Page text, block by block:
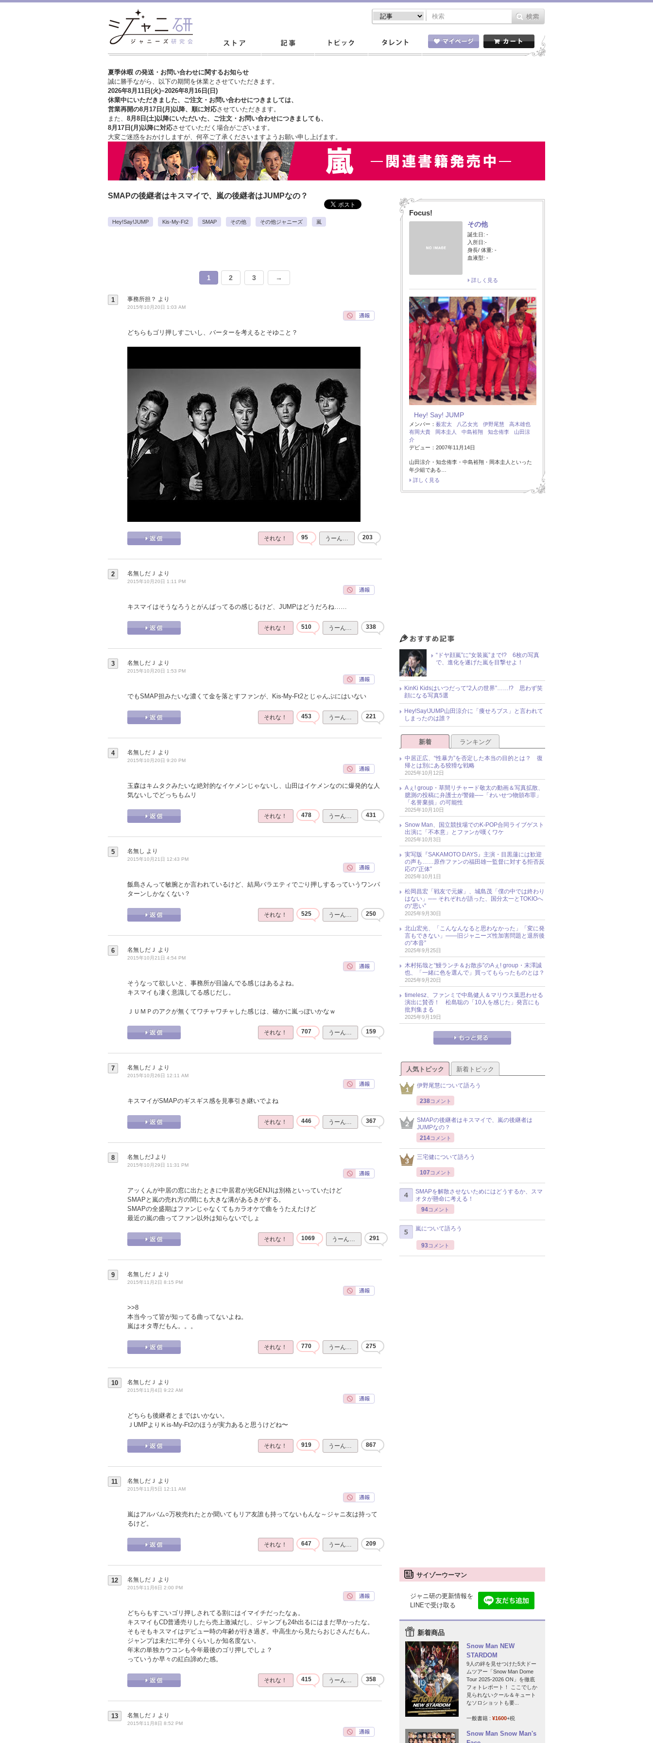
夏季休暇 の発送・お問い合わせに関するお知らせ
誠に勝手ながら、以下の期間を休業とさせていただきます。
2026年8月11日(火)~2026年8月16日(日)
休業中にいただきました、ご注文・お問い合わせにつきましては、
営業再開の8月17日(月)以降、順に対応させていただきます。
また、 8月8日(土)以降にいただいた、ご注文・ お問い合わせにつきましても、
8月17日(月)以降に対応させていただく場合がございます。
大変ご迷惑をおかけしますが、 何卒ご了承くださいますようお願い申し上げます。
SMAPの後継者はキスマイで、嵐の後継者はJUMPなの？
Hey!Say!JUMP Kis-My-Ft2 SMAP その他 その他ジャニーズ 嵐
1 2 3 →
1 事務所担？ より
2015年10月20日 1:03 AM
どちらもゴリ押しすごいし、バーターを考えるとそゆこと？
それな！ 95 うーん… 203
2 名無しだＪ より
2015年10月20日 1:11 PM
キスマイはそうなろうとがんばってるの感じるけど、JUMPはどうだろね……
それな！ 510 うーん… 338
3 名無しだＪ より
2015年10月20日 1:53 PM
でもSMAP担みたいな濃くて金を落とすファンが、Kis-My-Ft2とじゃんぷにはいない
それな！ 453 うーん… 221
4 名無しだＪ より
2015年10月20日 9:20 PM
玉森はキムタクみたいな絶対的なイケメンじゃないし、山田はイケメンなのに爆発的な人
気ないしでどっちもムリ
それな！ 478 うーん… 431
5 名無し より
2015年10月21日 12:43 PM
飯島さんって敏腕とか言われているけど、結局バラエティでごり押しするっていうワンパ
ターンしかなくない？
それな！ 525 うーん… 250
6 名無しだＪ より
2015年10月21日 4:54 PM
そうなって欲しいと、事務所が目論んでる感じはあるよね。
キスマイも凄く意識してる感じだし。
ＪＵＭＰのアクが無くてワチャワチャした感じは、確かに嵐っぽいかなｗ
それな！ 707 うーん… 159
7 名無しだＪ より
2015年10月26日 12:11 AM
キスマイがSMAPのギスギス感を見事引き継いでよね
それな！ 446 うーん… 367
8 名無しだJ より
2015年10月29日 11:31 PM
アッくんが中居の窓に出たときに中居君が光GENJIは別格といっていたけど
SMAPと嵐の売れ方の間にも大きな溝があるきがする。
SMAPの全盛期はファンじゃなくてもカラオケで曲をうたえたけど
最近の嵐の曲ってファン以外は知らないでしょ
それな！ 1069 うーん… 291
9 名無しだＪ より
2015年11月2日 8:15 PM
>>8
本当今って皆が知ってる曲ってないよね。
嵐はオタ専だもん。。。
それな！ 770 うーん… 275
10 名無しだＪ より
2015年11月4日 9:22 AM
どちらも後継者とまではいかない。
ＪUMPよりＫis-My-Ft2のほうが実力あると思うけどね〜
それな！ 919 うーん… 867
11 名無しだＪ より
2015年11月5日 12:11 AM
嵐はアルバム○万枚売れたとか聞いてもリア友誰も持ってないもんな～ジャニ友は持って
るけど。
それな！ 647 うーん… 209
12 名無しだＪ より
2015年11月6日 2:00 PM
どちらもすごいゴリ押しされてる割にはイマイチだったなぁ。
キスマイもCD普通売りしたら売上激減だし、ジャンプも24h出るにはまだ早かったな。
そもそもキスマイはデビュー時の年齢が行き過ぎ。中高生から見たらおじさんだもん。
ジャンプは未だに半分くらいしか知名度ない。
年末の単独カウコンも今年最後のゴリ押しでしょ？
っていうか早々の紅白諦めた感。
それな！ 415 うーん… 358
13 名無しだＪ より
2015年11月8日 8:52 PM
Focus!
その他
誕生日: -
入所日:-
身長/ 体重: -
血液型: -
詳しく見る
Hey! Say! JUMP
メンバー： 薮宏太 八乙女光 伊野尾慧
高木雄也
有岡大貴
岡本圭人 中島裕翔 知念侑李
山田涼
介
デビュー：2007年11月14日
山田涼介・知念侑李・中島裕翔・岡本圭人といった
年少組である…
詳しく見る
“ドヤ顔嵐”に“女装嵐”まで!? 6枚の写真
で、進化を遂げた嵐を目撃せよ！
KinKi Kidsはいつだって“2人の世界”……!? 思わず笑
顔になる写真5選
Hey!Say!JUMP山田涼介に「痩せろブス」と言われて
しまったのは誰？
新着 ランキング
中居正広、“性暴力”を否定した本当の目的とは？ 復
帰とは別にある狡猾な戦略
2025年10月12日
Aぇ! group・草間リチャード敬太の動画＆写真拡散、
臆測の投稿に弁護士が警鐘──「わいせつ物頒布罪」
「名誉棄損」の可能性
2025年10月10日
Snow Man、国立競技場でのK-POP合同ライブゲスト
出演に「不本意」とファンが嘆くワケ
2025年10月3日
実写版『SAKAMOTO DAYS』主演・目黒蓮には歓迎
の声も……原作ファンの福田雄一監督に対する拒否反
応の“正体”
2025年10月1日
松岡昌宏「戦友で元嫁」、城島茂「僕の中では終わり
はない」── それぞれが語った、国分太一とTOKIOへ
の“思い”
2025年9月30日
北山宏光、「こんなんなると思わなかった」「変に発
言もできない」――旧ジャニーズ性加害問題と退所後
の“本音”
2025年9月25日
木村拓哉と“鰻ランチ＆お散歩”のAぇ! group・末澤誠
也、「一緒に色を選んで」買ってもらったものとは？
2025年9月20日
timelesz、ファンミで中島健人＆マリウス葉思わせる
演出に賛否！ 松島聡の「10人を感じた」発言にも
批判集まる
2025年9月19日
人気トピック 新着トピック
伊野尾慧について語ろう
238コメント
SMAPの後継者はキスマイで、嵐の後継者は
JUMPなの？
214コメント
三宅健について語ろう
107 コメント
SMAPを解散させないためにはどうするか、スマ
オタが懸命に考える！
94コメント
嵐について語ろう
93コメント
サイゾーウーマン
ジャニ研の更新情報を
LINEで受け取る
新着商品
Snow Man NEW
STARDOM
9人の絆を見せつけた5大ドー
ムツアー「Snow Man Dome
Tour 2025-2026 ON」を徹底
フォトレポート！ ここでしか
見られないクール＆キュート
なソロショットも要...
一般書籍 : ¥1600+税
Snow Man Snow Man's